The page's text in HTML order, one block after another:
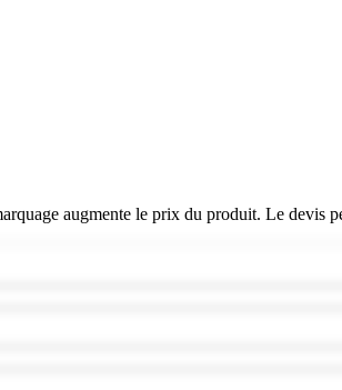
augmente le prix du produit. Le devis